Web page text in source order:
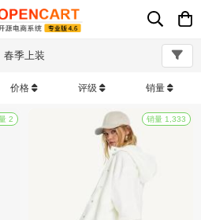
春季上装
价格 评级 销量